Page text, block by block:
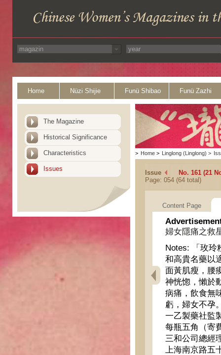
Home Nüzi Shijie Funü Shibao Funü Zazhi
The Magazine
Historical Significance
Characteristics
Issues
> Home > Linglong (Linglong) >
Issue
No. 161 (21
Page: 054 (64 total)
Content Page
婦女隱痛之救
Notes:
「玫
和高貴名藥以
面黃肌瘦，腰
神恍惚，懶於
病痛，飲食無
虧，婦女不孕
一乙製藥社監
每瓶五角（寄
三和公司總經
上海南京路五